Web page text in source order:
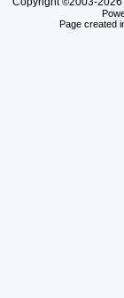
Page created